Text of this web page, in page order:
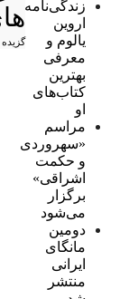
زندگی‌نامه
اروین
یالوم و
معرفی
بهترین
کتاب‌های
او
مراسم
«سهروردی
و حکمت
اشراقی»
برگزار
می‌شود
دومین
مانگای
ایرانی
منتشر